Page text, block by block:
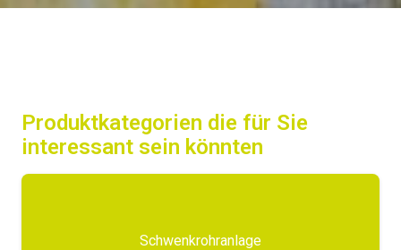
Produktkategorien die für Sie
interessant sein könnten
Schwenkrohranlage